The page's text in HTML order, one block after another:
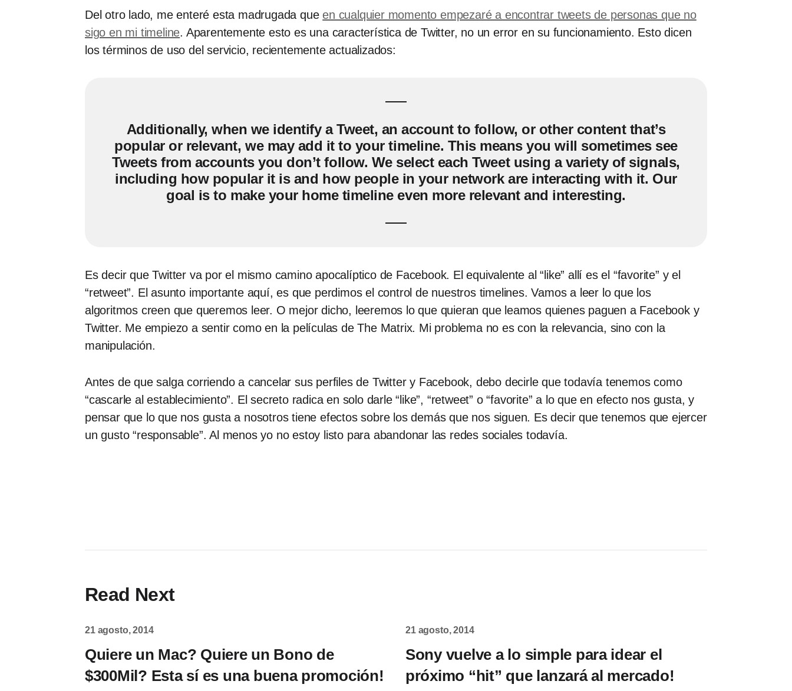
Del otro lado, me enteré esta madrugada que en cualquier momento empezaré a encontrar tweets de personas que no
sigo en mi timeline. Aparentemente esto es una característica de Twitter, no un error en su funcionamiento. Esto dicen
los términos de uso del servicio, recientemente actualizados:
Additionally, when we identify a Tweet, an account to follow, or other content that’s
popular or relevant, we may add it to your timeline. This means you will sometimes see
Tweets from accounts you don’t follow. We select each Tweet using a variety of signals,
including how popular it is and how people in your network are interacting with it. Our
goal is to make your home timeline even more relevant and interesting.
Es decir que Twitter va por el mismo camino apocalíptico de Facebook. El equivalente al “like” allí es el “favorite” y el
“retweet”. El asunto importante aquí, es que perdimos el control de nuestros timelines. Vamos a leer lo que los
algoritmos creen que queremos leer. O mejor dicho, leeremos lo que quieran que leamos quienes paguen a Facebook y
Twitter. Me empiezo a sentir como en la películas de The Matrix. Mi problema no es con la relevancia, sino con la
manipulación.
Antes de que salga corriendo a cancelar sus perfiles de Twitter y Facebook, debo decirle que todavía tenemos como
“cascarle al establecimiento”. El secreto radica en solo darle “like”, “retweet” o “favorite” a lo que en efecto nos gusta, y
pensar que lo que nos gusta a nosotros tiene efectos sobre los demás que nos siguen. Es decir que tenemos que ejercer
un gusto “responsable”. Al menos yo no estoy listo para abandonar las redes sociales todavía.
Read Next
21 agosto, 2014
Quiere un Mac? Quiere un Bono de
$300Mil? Esta sí es una buena promoción!
21 agosto, 2014
Sony vuelve a lo simple para idear el
próximo “hit” que lanzará al mercado!